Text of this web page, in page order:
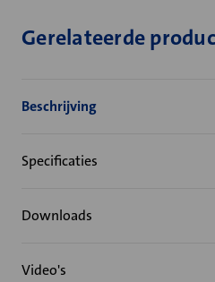
Gerelateerde
Beschrijving
Specificaties
Downloads
Video's